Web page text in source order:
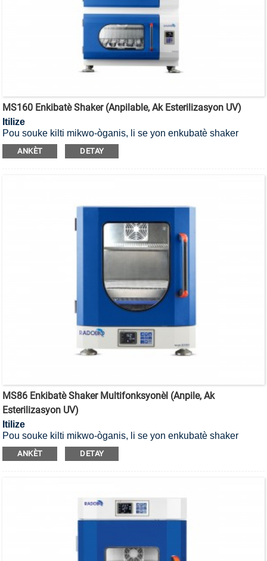
MS160 Enkibatè Shaker (Anpilable, Ak Esterilizasyon UV)
Itilize
Pou souke kilti mikwo-òganis, li se yon enkubatè shaker
esterilizasyon UV ki ka anpile.
ANKÈT DETAY
MS86 Enkibatè Shaker Multifonksyonèl (Anpile, Ak
Esterilizasyon UV)
Itilize
Pou souke kilti mikwo-òganis, li se yon enkubatè shaker
esterilizasyon UV ki ka anpile.
ANKÈT DETAY